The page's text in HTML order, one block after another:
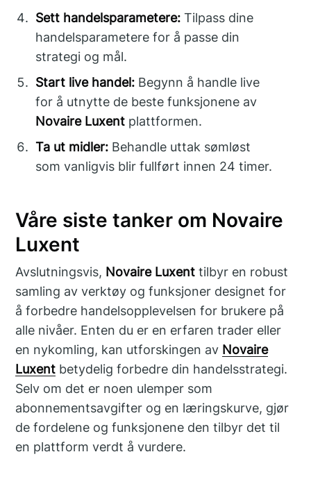
Sett handelsparametere: Tilpass dine
handelsparametere for å passe din
strategi og mål.
Start live handel: Begynn å handle live
for å utnytte de beste funksjonene av
Novaire Luxent plattformen.
Ta ut midler: Behandle uttak sømløst
som vanligvis blir fullført innen 24 timer.
Våre siste tanker om Novaire
Luxent
Avslutningsvis, Novaire Luxent tilbyr en robust
samling av verktøy og funksjoner designet for
å forbedre handelsopplevelsen for brukere på
alle nivåer. Enten du er en erfaren trader eller
en nykomling, kan utforskingen av Novaire
Luxent betydelig forbedre din handelsstrategi.
Selv om det er noen ulemper som
abonnementsavgifter og en læringskurve, gjør
de fordelene og funksjonene den tilbyr det til
en plattform verdt å vurdere.